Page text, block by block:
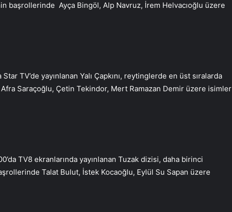
başrollerinde Ayça Bingöl, Alp Navruz, İrem Helvacıoğlu üzere
TV’de yayınlanan Yalı Çapkını, reytinglerde en üst sıralarda
Saraçoğlu, Çetin Tekindor, Mert Ramazan Demir üzere isimler
TV8 ekranlarında yayınlanan Tuzak dizisi, daha birinci
Talat Bulut, İstek Kocaoğlu, Eylül Su Sapan üzere